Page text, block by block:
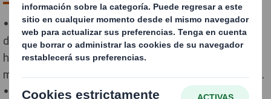
• Entre las novedades que presentará DS Smith
destacan las Métricas de Diseño Circular con esta
herramienta DS Smith es capaz de medir el impacto
medioambiental de todas sus soluciones de packaging.
• La feria del sector del packaging no había vuelto a